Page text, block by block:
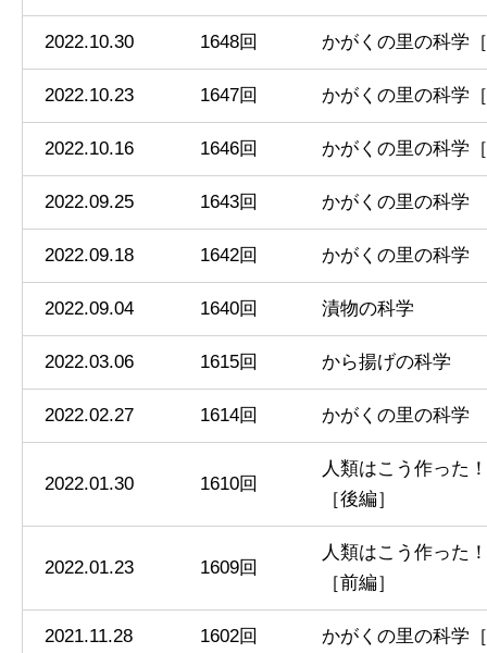
2022.10.30 1648回 かがくの里の科学
2022.10.23 1647回 かがくの里の科学
2022.10.16 1646回 かがくの里の科学
2022.09.25 1643回 かがくの里の科学
2022.09.18 1642回 かがくの里の科学
2022.09.04 1640回 漬物の科学
2022.03.06 1615回 から揚げの科学
2022.02.27 1614回 かがくの里の科学
2022.01.30 1610回
人類はこう作った
［後編］
2022.01.23 1609回
人類はこう作った
［前編］
2021.11.28 1602回 かがくの里の科学